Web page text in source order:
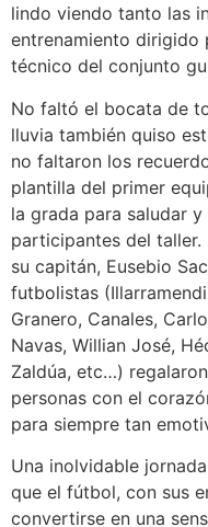
lindo viendo tanto las
entrenamiento dirigido
técnico del conjunto
No faltó el bocata de
lluvia también quiso
no faltaron los
plantilla del primer
la grada para saludar
participantes del
su capitán, Eusebio
futbolistas
Granero, Canales,
Navas, Willian José,
Zaldúa, etc…)
personas con el
para siempre tan
Una inolvidable
que el fútbol, con sus
convertirse en una